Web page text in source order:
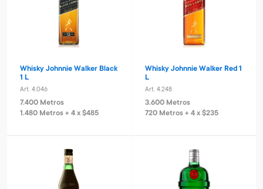
Whisky Johnnie Walker Black
1 L
Art. 4.046
7.400 Metros
1.480 Metros + 4 x $485
Whisky Johnnie Walker Red 1
L
Art. 4.248
3.600 Metros
720 Metros + 4 x $235